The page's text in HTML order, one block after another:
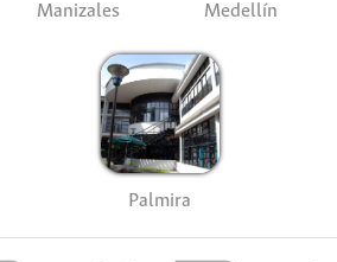
Manizales Medellín
Palmira